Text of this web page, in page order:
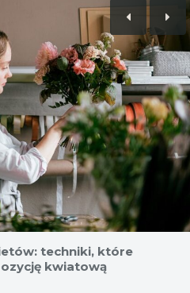
techniki, które
kwiatową